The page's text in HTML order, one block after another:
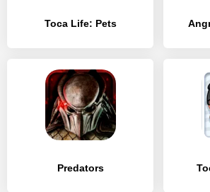
Toca Life: Pets
Predators